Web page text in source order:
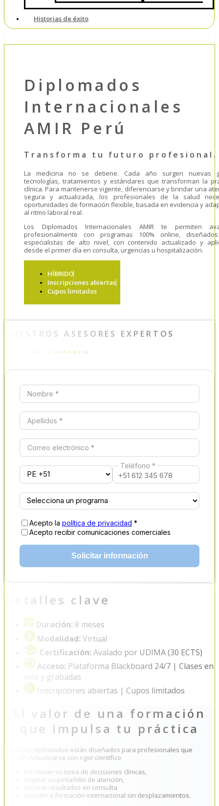
Historias de éxito
Diplomados
Internacionales
AMIR Perú
Transforma tu futuro
La medicina no se detiene. Cada año surgen nuevas
tecnologías, tratamientos y estándares que transforman la
clínica. Para mantenerse vigente, diferenciarse y brindar una
segura y actualizada, los profesionales de la salud
oportunidades de formación flexible, basada en evidencia y
al ritmo laboral real.
Los Diplomados Internacionales AMIR te permiten
profesionalmente con programas 100% online,
especialistas de alto nivel, con contenido actualizado y
desde el primer día en consulta, urgencias u hospitalización.
HÍBRIDO
Inscripciones abiertas
Cupos limitados
NUESTROS ASESORES EXPERTOS
te guiarán en cada paso...
Nombre *
Apellidos *
Correo electrónico *
Teléfono *
Acepto la política de privacidad *
Acepto recibir comunicaciones comerciales
Solicitar información
Detalles clave
Duración: 8 meses
Modalidad: Virtual
Certificación:Avalado por UDIMA (30 ECTS)
Acceso: Plataforma Blackboard 24/7 | Clases en
vivo y grabadas
Inscripciones abiertas | Cupos limitados
El valor de una formación
que impulsa tu práctica
Nuestros diplomados están diseñados para profesionales que
buscan: Actualizarse con rigor científico
Fortalecer su toma de decisiones clínicas,
Ampliar su portafolio de atención,
Mejorar resultados en consulta
Acceder a formación internacional sin desplazamientos.